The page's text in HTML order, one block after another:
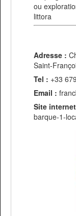
ou
littora
Adresse :
Saint-
Tel : +33
Email :
Site
barque-1-